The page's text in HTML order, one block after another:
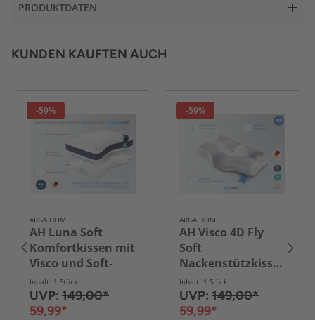
PRODUKTDATEN
KUNDEN KAUFTEN AUCH
-59%
ARGA HOME
AH Luna Soft
Komfortkissen mit
Visco und Soft-
Schaum – 70x46
cm
Inhalt: 1 Stück
UVP: 149,00*
59,99*
-59%
ARGA HOME
AH Visco 4D Fly
Soft
Nackenstützkissen
aus Visco-Memory-
Schaum – 64x38
cm
Inhalt: 1 Stück
UVP: 149,00*
59,99*